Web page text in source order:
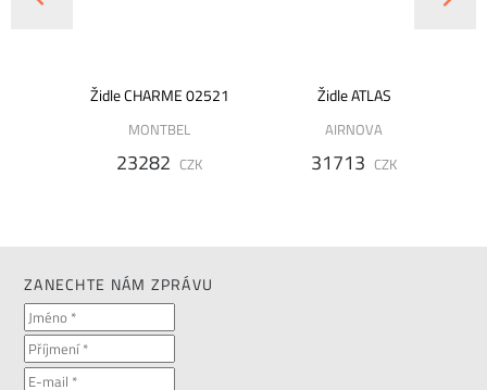
Židle CHARME 02521
MONTBEL
23282 CZK
Židle ATLAS
AIRNOVA
31713 CZK
ZANECHTE NÁM ZPRÁVU